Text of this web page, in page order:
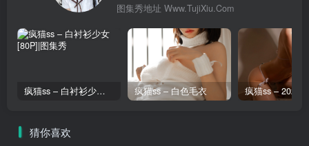
图集秀地址 Www.TujiXiu.Com
疯猫ss – 白衬衫少女 [80P] 疯猫ss – 白色毛衣
猜你喜欢